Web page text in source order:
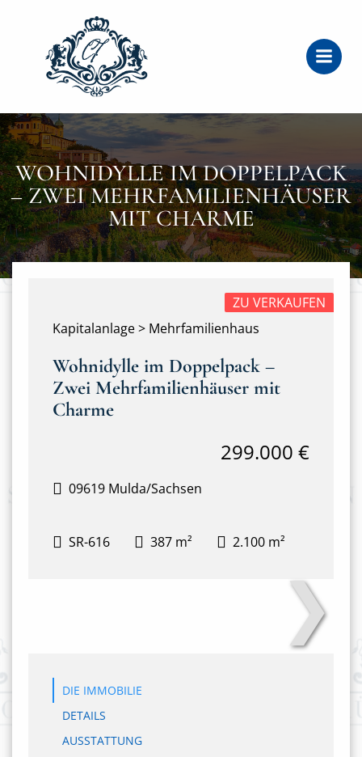
WOHNIDYLLE IM DOPPELPACK
– ZWEI MEHRFAMILIENHÄUSER
MIT CHARME
Kapitalanlage > Mehrfamilienhaus
ZU VERKAUFEN
Wohnidylle im Doppelpack –
Zwei Mehrfamilienhäuser mit
Charme
09619 Mulda/Sachsen
299.000 €
SR-616 387 m² 2.100 m²
❯
DIE IMMOBILIE
DETAILS
AUSSTATTUNG